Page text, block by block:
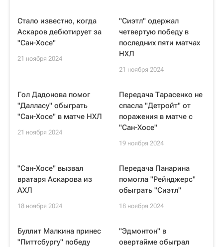
Стало известно, когда
Аскаров дебютирует за
"Сан-Хосе"
21 ноября 2024
"Сиэтл" одержал
четвертую победу в
последних пяти матчах
НХЛ
21 ноября 2024
Гол Дадонова помог
"Далласу" обыграть
"Сан-Хосе" в матче НХЛ
21 ноября 2024
Передача Тарасенко не
спасла "Детройт" от
поражения в матче с
"Сан-Хосе"
19 ноября 2024
"Сан-Хосе" вызвал
вратаря Аскарова из
АХЛ
18 ноября 2024
Передача Панарина
помогла "Рейнджерс"
обыграть "Сиэтл"
18 ноября 2024
Буллит Малкина принес
"Питтсбургу" победу
"Эдмонтон" в
овертайме обыграл